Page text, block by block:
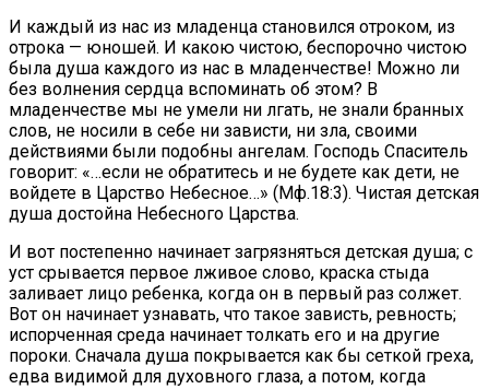
И каждый из нас из младенца становился отроком, из
отрока — юношей. И какою чистою, беспорочно чистою
была душа каждого из нас в младенчестве! Можно ли
без волнения сердца вспоминать об этом? В
младенчестве мы не умели ни лгать, не знали бранных
слов, не носили в себе ни зависти, ни зла, своими
действиями были подобны ангелам. Господь Спаситель
говорит: «…если не обратитесь и не будете как дети, не
войдете в Царство Небесное…» (Мф.18:3). Чистая детская
душа достойна Небесного Царства.
И вот постепенно начинает загрязняться детская душа; с
уст срывается первое лживое слово, краска стыда
заливает лицо ребенка, когда он в первый раз солжет.
Вот он начинает узнавать, что такое зависть, ревность;
испорченная среда начинает толкать его и на другие
пороки. Сначала душа покрывается как бы сеткой греха,
едва видимой для духовного глаза, а потом, когда